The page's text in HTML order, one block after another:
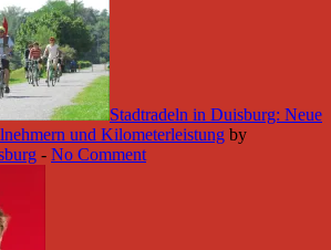
Stadtradeln in Duisburg: Neue
und Kilometerleistung by
- No Comment